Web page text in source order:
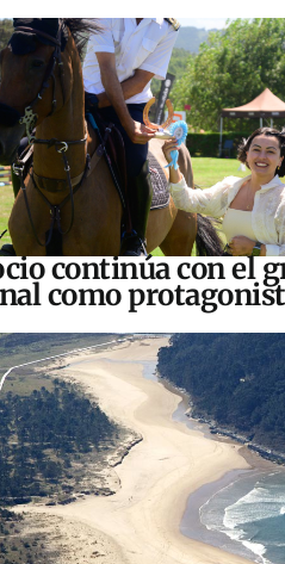
continúa con el
como